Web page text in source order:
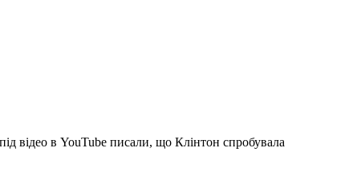
відео в YouTube писали, що Клінтон спробувала